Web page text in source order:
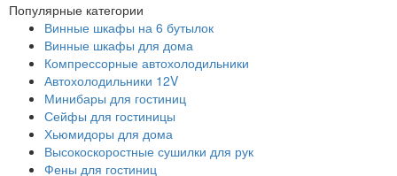
Популярные категории
Винные шкафы на 6 бутылок
Винные шкафы для дома
Компрессорные автохолодильники
Автохолодильники 12V
Минибары для гостиниц
Сейфы для гостиницы
Хьюмидоры для дома
Высокоскоростные сушилки для рук
Фены для гостиниц